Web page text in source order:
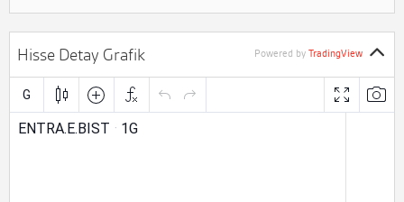
Hisse Detay Grafik Powered by TradingView